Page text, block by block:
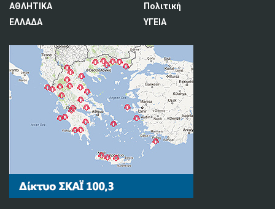
ΑΘΛΗΤΙΚΑ
ΕΛΛΑΔΑ
Πολιτική
ΥΓΕΙΑ